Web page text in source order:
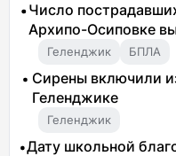
Число
Архипо-Осиповке
Геленджик БПЛА
Сирены включили
Геленджике
Геленджик
Дату школьной